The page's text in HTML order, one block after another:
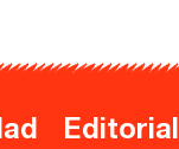
Editorial